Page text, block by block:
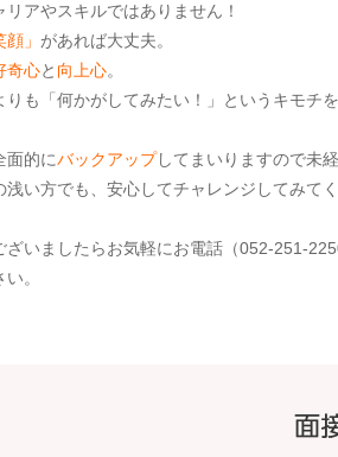
アやスキルではありません！
顔」 があれば大丈夫。
奇心と 向上心。
りも「何かがしてみたい！」というキモチ
面的にバックアップしてまいりますので未
浅い方でも、安心してチャレンジしてみて
ざいましたらお気軽にお電話（052-251-
。